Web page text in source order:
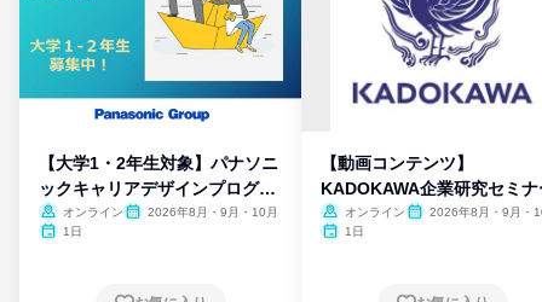
【大学1・2年生対象】パナソニ
ックキャリアデザインプログラ
ム
オンライン
2026年8月・9月・10月
1日
【動画コンテンツ】
KADOKAWA企業研究セミナ
オンライン
2026年8月・9月・
1日